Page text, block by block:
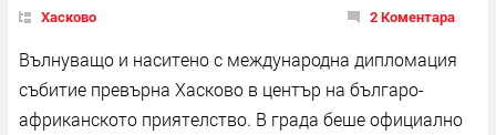
Хасково 2 Коментара
Вълнуващо и наситено с международна дипломация
събитие превърна Хасково в център на българо-
африканското приятелство. В града беше официално